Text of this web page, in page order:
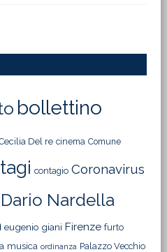
bollettino
Del re cinema Comune
contagio Coronavirus
Dario Nardella
eugenio giani Firenze furto
musica ordinanza Palazzo Vecchio